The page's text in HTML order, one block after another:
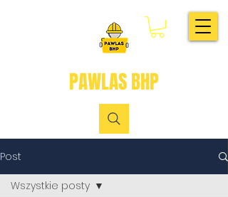
PAWLAS BHP
Post
Wszystkie posty